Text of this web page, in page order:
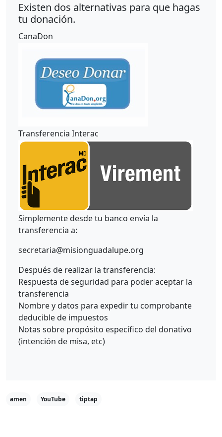
Existen dos alternativas para que hagas
tu donación.
CanaDon
Transferencia Interac
Simplemente desde tu banco envía la
transferencia a:
secretaria@misionguadalupe.org
Después de realizar la transferencia:
Respuesta de seguridad para poder aceptar la
transferencia
Nombre y datos para expedir tu comprobante
deducible de impuestos
Notas sobre propósito específico del donativo
(intención de misa, etc)
amen YouTube tiptap